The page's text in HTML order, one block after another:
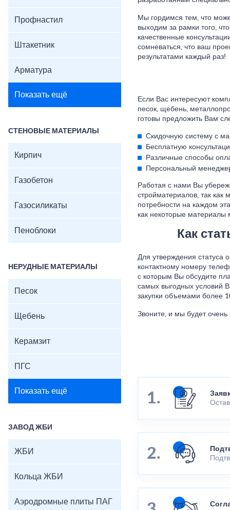
Профнастил
Штакетник
Арматура
Показать ещё
СТЕНОВЫЕ МАТЕРИАЛЫ
Кирпич
Газобетон
Газосиликаты
Пеноблоки
НЕРУДНЫЕ МАТЕРИАЛЫ
Песок
Щебень
Керамзит
ПГС
Показать ещё
ЗАВОД ЖБИ
ЖБИ
Кольца ЖБИ
Аэродромные плиты ПАГ
Мы гордимся тем, что
выходим за рамки того,
качественные
сомневаться, что ваш
результатами каждый раз!
Если Вас интересуют
песок, щебень,
готовы предложить Вам
Скидочную систему с
Бесплатную
Различные способы
Персональный
Работая с нами Вы
стройматериалов, так
потребности на каждом
как некоторые
Как
Для утверждения статуса
контактному номеру
с которым Вы обсудите
самых выгодных условий
закупки объемами более
Звоните, и мы будет